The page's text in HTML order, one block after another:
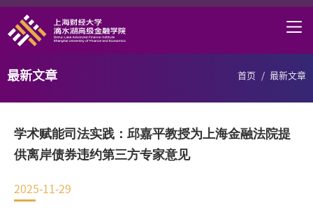
首页
学术研究
首页 / 最新文章
最新文章
学术赋能司法实践：邱嘉平教授为上海金融法院提
供离岸债券违约第三方专家意见
2025-11-29